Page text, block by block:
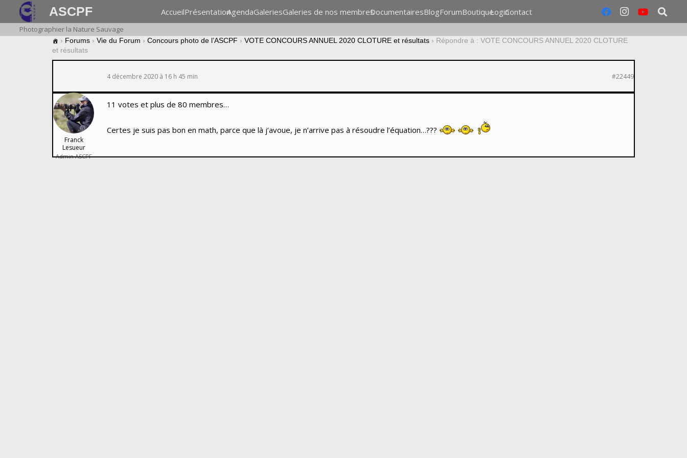
ASCPF AccueilPrésentationAgendaGaleriesGaleries de nos membresDocumentairesBlogForumBoutiqueLoginContact
Photographier la Nature Sauvage
› Forums › Vie du Forum › Concours photo de l’ASCPF › VOTE CONCOURS ANNUEL 2020 CLOTURE et résultats › Répondre à : VOTE CONCOURS ANNUEL 2020 CLOTURE
et résultats
4 décembre 2020 à 16 h 45 min #22449
Franck
Lesueur
Admin ASCPF
11 votes et plus de 80 membres…
Certes je suis pas bon en math, parce que là j’avoue, je n’arrive pas à résoudre l’équation…???